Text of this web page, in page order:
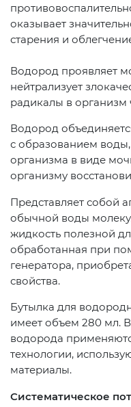
оказывает
старения и
Водород проявляет
нейтрализует
радикалы в организм
Водород
с образованием
организма в виде
организму
Представляет собой
обычной воды
жидкость полезной
обработанная при
генератора,
свойства.
Бутылка для
имеет объем 280 мл.
водорода
технологии,
материалы.
Систематическое